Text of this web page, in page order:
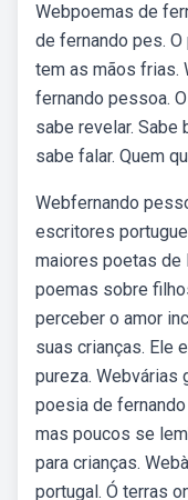
Webpoemas de
de fernando pes.
tem as mãos frias.
fernando pessoa.
sabe revelar. Sabe
sabe falar. Quem
Webfernando
escritores
maiores poetas de
poemas sobre
perceber o amor
suas crianças. Ele
pureza. Webvárias
poesia de
mas poucos se
para crianças.
portugal. Ó terras